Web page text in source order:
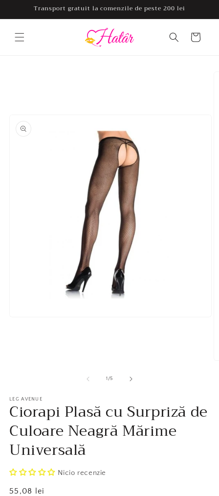
Salt laTransport gratuit la comenzile de peste 200 lei
Coș
1 /5
LEG AVENUE
Ciorapi Plasă cu Surpriză de
Culoare Neagră Mărime
Universală
Nicio recenzie
Preț
55,08 lei